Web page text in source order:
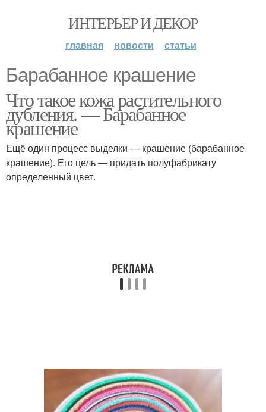
ИНТЕРЬЕР И ДЕКОР
главная новости статьи
Барабанное крашение
Что такое кожа растительного
дубления. — Барабанное
крашение
Ещё один процесс выделки — крашение (барабанное
крашение). Его цель — придать полуфабрикату
определенный цвет.